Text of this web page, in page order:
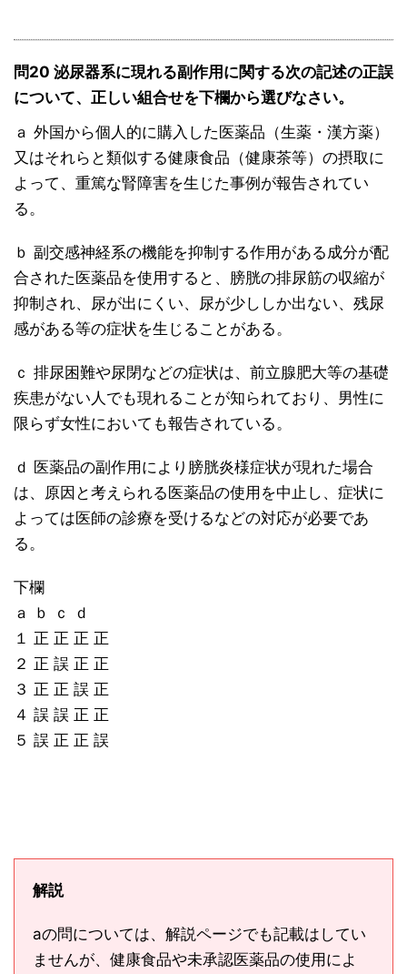
問20 泌尿器系に現れる副作用に関する次の記述の正誤
について、正しい組合せを下欄から選びなさい。
ａ 外国から個人的に購入した医薬品（生薬・漢方薬）
又はそれらと類似する健康食品（健康茶等）の摂取に
よって、重篤な腎障害を生じた事例が報告されてい
る。
ｂ 副交感神経系の機能を抑制する作用がある成分が配
合された医薬品を使用すると、膀胱の排尿筋の収縮が
抑制され、尿が出にくい、尿が少ししか出ない、残尿
感がある等の症状を生じることがある。
ｃ 排尿困難や尿閉などの症状は、前立腺肥大等の基礎
疾患がない人でも現れることが知られており、男性に
限らず女性においても報告されている。
ｄ 医薬品の副作用により膀胱炎様症状が現れた場合
は、原因と考えられる医薬品の使用を中止し、症状に
よっては医師の診療を受けるなどの対応が必要であ
る。
下欄
ａ ｂ ｃ ｄ
１ 正 正 正 正
２ 正 誤 正 正
３ 正 正 誤 正
４ 誤 誤 正 正
５ 誤 正 正 誤
解説
aの問については、解説ページでも記載はしてい
ませんが、健康食品や未承認医薬品の使用によ